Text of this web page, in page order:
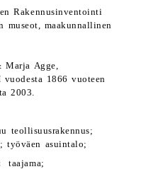
Rakennusinventointi
museot, maakunnallinen
Marja Agge,
1866 vuoteen
2003.
teollisuusrakennus;
työväen asuintalo;
taajama;